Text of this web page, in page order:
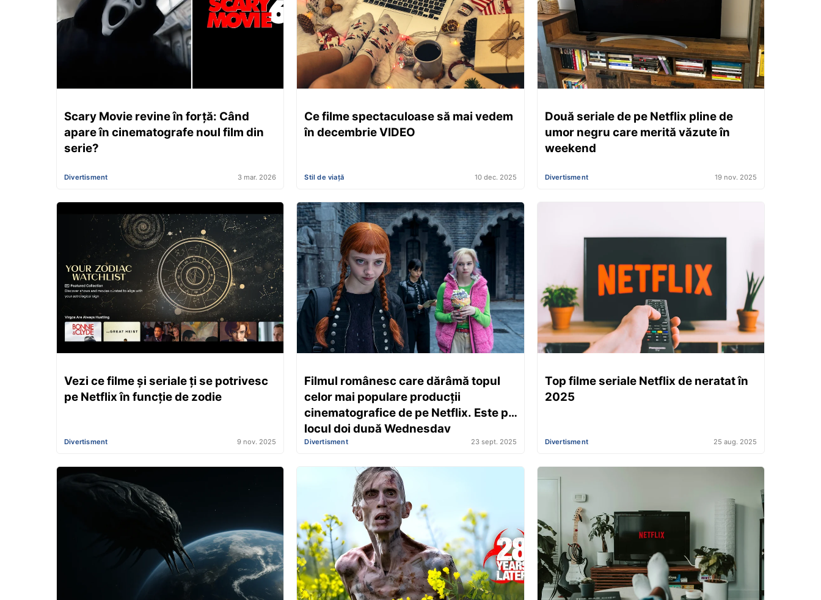
Scary Movie revine în forță: Când
apare în cinematografe noul film din
serie?
Divertisment 3 mar. 2026
Ce filme spectaculoase să mai vedem
în decembrie VIDEO
Stil de viață 10 dec. 2025
Două seriale de pe Netflix pline de
umor negru care merită văzute în
weekend
Divertisment 19 nov. 2025
Vezi ce filme și seriale ți se potrivesc
pe Netflix în funcție de zodie
Divertisment 9 nov. 2025
Filmul românesc care dărâmă topul
celor mai populare producții
cinematografice de pe Netflix. Este pe
locul doi după Wednesday
Divertisment 23 sept. 2025
Top filme seriale Netflix de neratat în
2025
Divertisment 25 aug. 2025